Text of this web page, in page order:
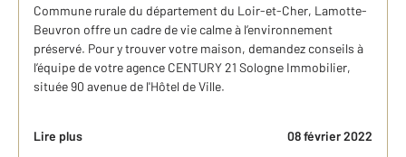
Commune rurale du département du Loir-et-Cher, Lamotte-
Beuvron offre un cadre de vie calme à l’environnement
préservé. Pour y trouver votre maison, demandez conseils à
l’équipe de votre agence CENTURY 21 Sologne Immobilier,
située 90 avenue de l'Hôtel de Ville.
Lire plus 08 février 2022